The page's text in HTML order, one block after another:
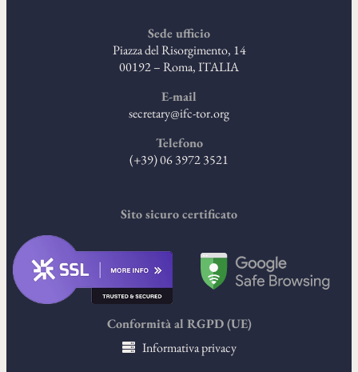
Sede ufficio
Piazza del Risorgimento, 14
00192 – Roma, ITALIA
E-mail
secretary@ifc-tor.org
Telefono
(+39) 06 3972 3521
Sito sicuro certificato
Conformità al RGPD (UE)
Informativa privacy